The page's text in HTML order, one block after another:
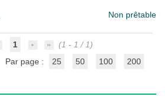
Non prêtable
1
(1 - 1 / 1)
Par page :
25 50 100 200